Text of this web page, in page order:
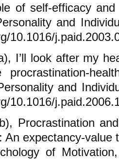
of self-efficacy
and
10.1016/
I’ll look after my
and
10.1016/
Procrastination
An expectancy-value
of